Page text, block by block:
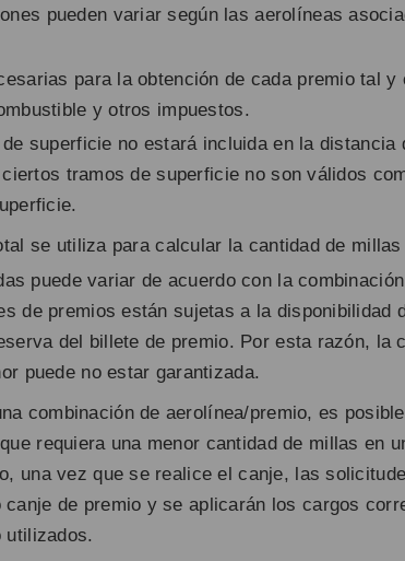
pueden variar según las aerolíneas
para la obtención de cada premio tal
y otros impuestos.
superficie no estará incluida en la
tramos de superficie no son válidos
se utiliza para calcular la cantidad de
puede variar de acuerdo con la
de premios están sujetas a la disponibilidad
del billete de premio. Por esta razón, la
puede no estar garantizada.
combinación de aerolínea/premio, es
requiera una menor cantidad de millas en
una vez que se realice el canje, las
canje de premio y se aplicarán los cargos
utilizados.